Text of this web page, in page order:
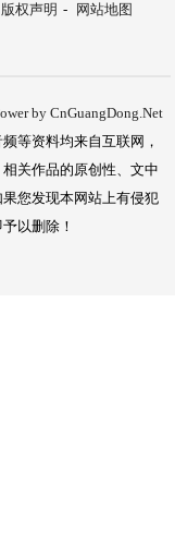
版权声明 -
网站地图
by CnGuangDong.Net
等资料均来自互联网，
关作品的原创性、文中
您发现本网站上有侵犯
以删除！